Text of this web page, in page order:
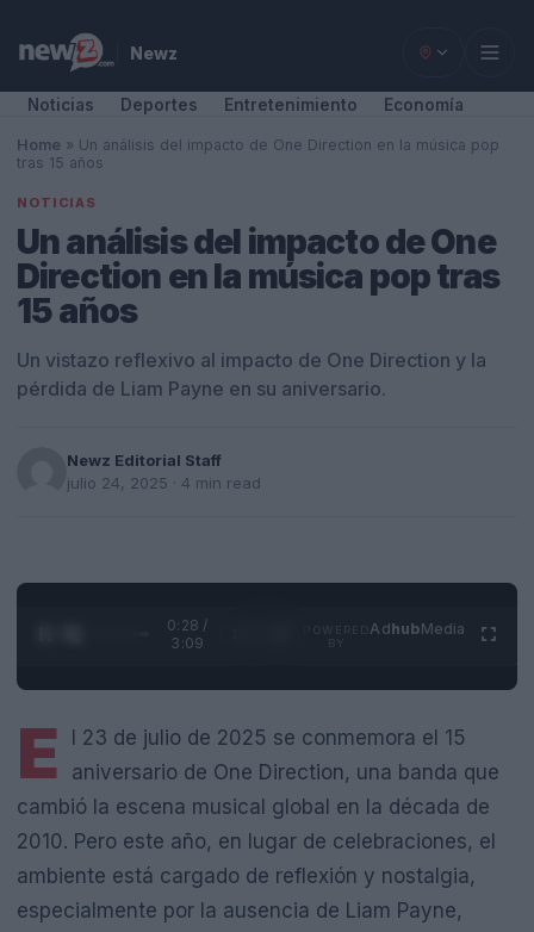
Newz
Noticias Deportes Entretenimiento Economía
Home » Un análisis del impacto de One Direction en la música pop
tras 15 años
NOTICIAS
Un análisis del impacto de One
Direction en la música pop tras
15 años
Un vistazo reflexivo al impacto de One Direction y la
pérdida de Liam Payne en su aniversario.
Newz Editorial Staff
julio 24, 2025 · 4 min read
0:29 /
3:09
AdhubMedia
E
l 23 de julio de 2025 se conmemora el 15
aniversario de One Direction, una banda que
cambió la escena musical global en la década de
2010. Pero este año, en lugar de celebraciones, el
ambiente está cargado de reflexión y nostalgia,
especialmente por la ausencia de Liam Payne,